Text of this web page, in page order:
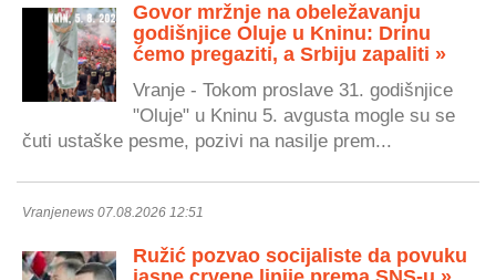
Govor mržnje na obeležavanju
godišnjice Oluje u Kninu: Drinu
ćemo pregaziti, a Srbiju zapaliti »
Vranje - Tokom proslave 31. godišnjice
"Oluje" u Kninu 5. avgusta mogle su se
čuti ustaške pesme, pozivi na nasilje prem...
Vranjenews 07.08.2026 12:51
Ružić pozvao socijaliste da povuku